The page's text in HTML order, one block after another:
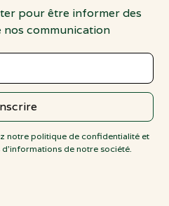
pour être informer des
nos communication
notre politique de confidentialité et
de notre société.